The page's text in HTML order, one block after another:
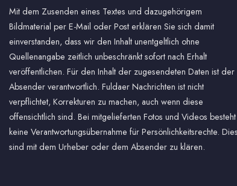
Mit dem Zusenden eines Textes und dazugehörigem
Bildmaterial per E-Mail oder Post erklären Sie sich damit
einverstanden, dass wir den Inhalt unentgeltlich ohne
Quellenangabe zeitlich unbeschränkt sofort nach Erhalt
veröffentlichen. Für den Inhalt der zugesendeten Daten ist der
Absender verantwortlich. Fuldaer Nachrichten ist nicht
verpflichtet, Korrekturen zu machen, auch wenn diese
offensichtlich sind. Bei mitgelieferten Fotos und Videos besteht
keine Verantwortungsübernahme für Persönlichkeitsrechte.
sind mit dem Urheber oder dem Absender zu klären.